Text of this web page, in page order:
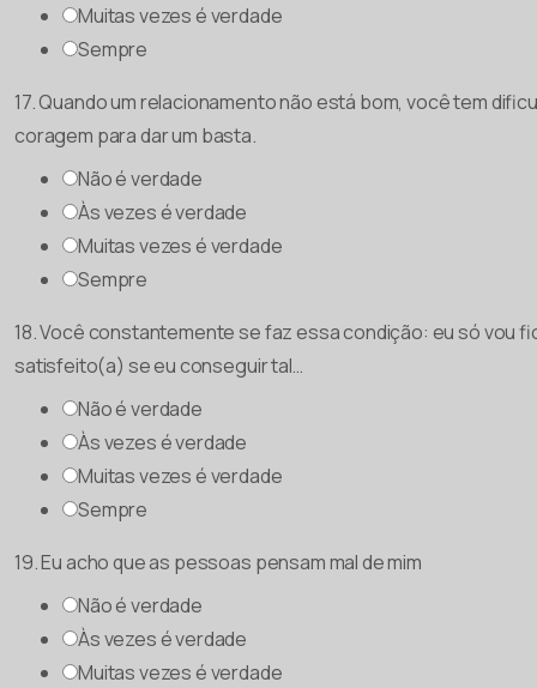
Muitas vezes é verdade
Sempre
17. Quando um relacionamento não está bom, você tem
coragem para dar um basta.
Não é verdade
Às vezes é verdade
Muitas vezes é verdade
Sempre
18. Você constantemente se faz essa condição: eu só vou
satisfeito(a) se eu conseguir tal…
Não é verdade
Às vezes é verdade
Muitas vezes é verdade
Sempre
19. Eu acho que as pessoas pensam mal de mim
Não é verdade
Às vezes é verdade
Muitas vezes é verdade